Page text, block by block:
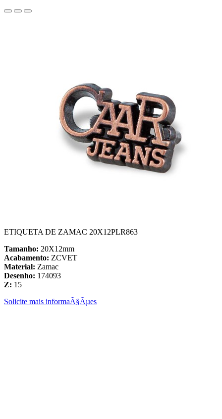
ETIQUETA DE ZAMAC 20X12PLR863
Tamanho: 20X12mm
Acabamento: ZCVET
Material: Zamac
Desenho: 174093
Z: 15
Solicite mais informaÃ§Ãµes